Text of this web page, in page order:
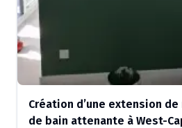
Création d’une extension
de bain attenante à West-